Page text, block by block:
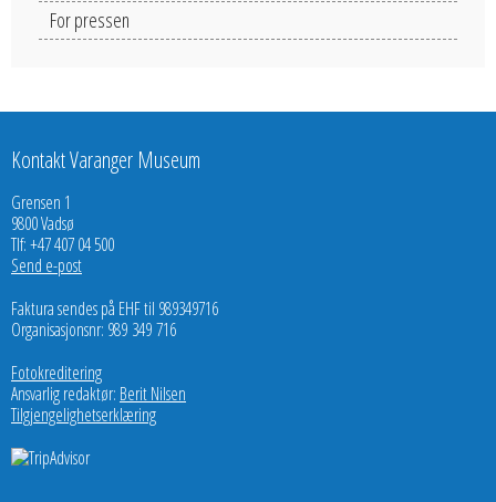
For pressen
Kontakt Varanger Museum
Grensen 1
9800 Vadsø
Tlf: +47 407 04 500
Send e-post
Faktura sendes på EHF til 989349716
Organisasjonsnr: 989 349 716
Fotokreditering
Ansvarlig redaktør: Berit Nilsen
Tilgjengelighetserklæring